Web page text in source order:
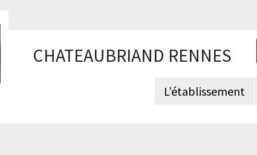
CHATEAUBRIAND RENNES
L’établissement